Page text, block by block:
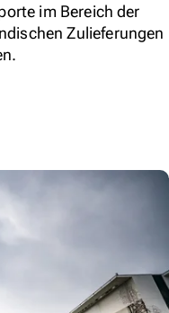
im Bereich der
Zulieferungen